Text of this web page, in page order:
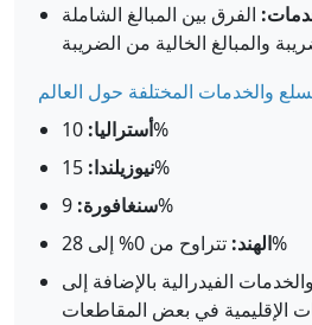
الفرق بين المبالغ الشاملة
والخدمات المختلفة حول العالم
أستراليا:10%
نيوزيلندا:15%
سنغافورة:9%
الهند:تتراوح من 0% إلى 28%
الفيدرالية بالإضافة إلى
الإقليمية في بعض المقاطعات